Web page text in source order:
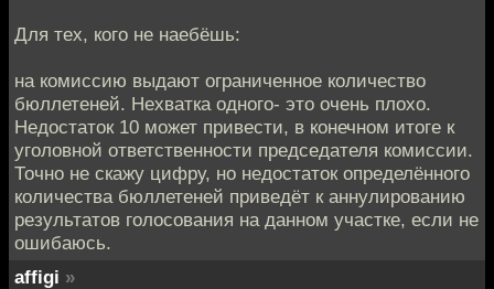
Для тех, кого не наебёшь:
на комиссию выдают ограниченное количество
бюллетеней. Нехватка одного- это очень плохо.
Недостаток 10 может привести, в конечном итоге к
уголовной ответственности председателя комиссии.
Точно не скажу цифру, но недостаток определённого
количества бюллетеней приведёт к аннулированию
результатов голосования на данном участке, если не
ошибаюсь.
affigi »